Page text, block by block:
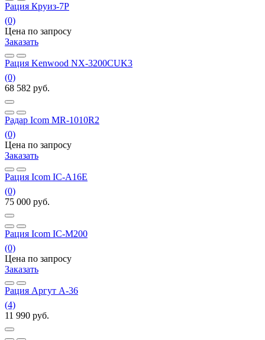
Рация Круиз-7P
(0)
Цена по запросу
Заказать
Рация Kenwood NX-3200CUK3
(0)
68 582 руб.
Радар Icom MR-1010R2
(0)
Цена по запросу
Заказать
Рация Icom IC-A16E
(0)
75 000 руб.
Рация Icom IC-M200
(0)
Цена по запросу
Заказать
Рация Аргут А-36
(4)
11 990 руб.